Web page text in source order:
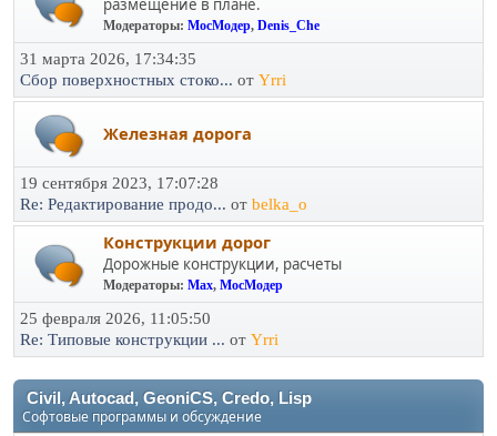
размещение в плане.
Модераторы: МосМодер, Denis_Che
31 марта 2026, 17:34:35
Сбор поверхностных стоко... от Yrri
Железная дорога
19 сентября 2023, 17:07:28
Re: Редактирование продо... от belka_o
Конструкции дорог
Дорожные конструкции, расчеты
Модераторы: Max, МосМодер
25 февраля 2026, 11:05:50
Re: Типовые конструкции ... от Yrri
Civil, Autocad, GeoniCS, Credo, Lisp
Софтовые программы и обсуждение